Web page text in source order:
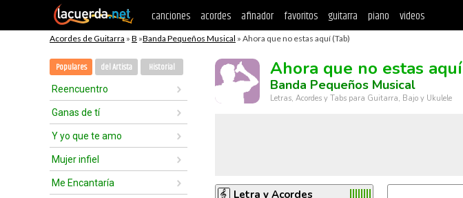
canciones acordes afinador favoritos guitarra piano videos
Acordes de Guitarra » B »Banda Pequeños Musical » Ahora que no estas aquí (Tab)
Populares del Artista Historial
Reencuentro
Ganas de tí
Y yo que te amo
Mujer infiel
Me Encantaría
Ahora que no estas aquí
Banda Pequeños Musical
Letras, Acordes y Tabs para Guitarra, Bajo y Ukulele
Letra y Acordes